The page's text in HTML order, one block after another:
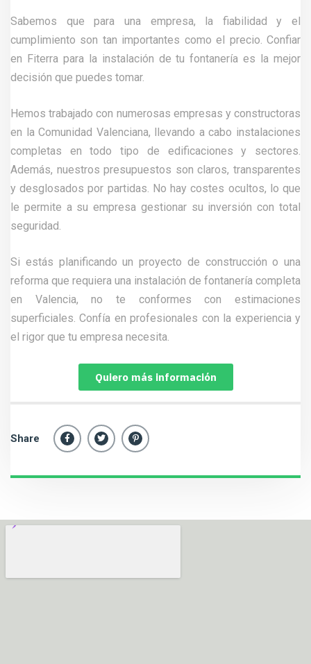
Sabemos que para una empresa, la fiabilidad y el
cumplimiento son tan importantes como el precio. Confiar
en Fiterra para la instalación de tu fontanería es la mejor
decisión que puedes tomar.
Hemos trabajado con numerosas empresas y constructoras
en la Comunidad Valenciana, llevando a cabo instalaciones
completas en todo tipo de edificaciones y sectores.
Además, nuestros presupuestos son claros, transparentes
y desglosados por partidas. No hay costes ocultos, lo que
le permite a su empresa gestionar su inversión con total
seguridad.
Si estás planificando un proyecto de construcción o una
reforma que requiera una instalación de fontanería completa
en Valencia, no te conformes con estimaciones
superficiales. Confía en profesionales con la experiencia y
el rigor que tu empresa necesita.
Quiero más información
Share